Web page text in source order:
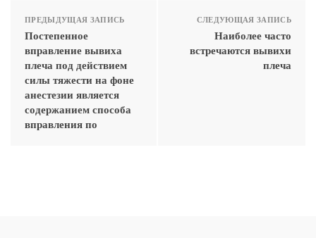
ПРЕДЫДУЩАЯ ЗАПИСЬ
Постепенное
вправление вывиха
плеча под действием
силы тяжести на фоне
анестезии является
содержанием способа
вправления по
СЛЕДУЮЩАЯ ЗАПИСЬ
Наиболее часто
встречаются вывихи
плеча